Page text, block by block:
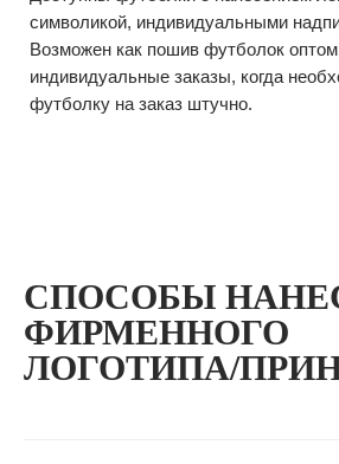
СПОСОБЫ
ФИРМЕННОГО
ЛОГОТИПА/